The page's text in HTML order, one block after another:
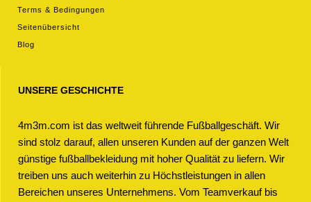
Terms & Bedingungen
Seitenübersicht
Blog
UNSERE GESCHICHTE
4m3m.com ist das weltweit führende Fußballgeschäft. Wir
sind stolz darauf, allen unseren Kunden auf der ganzen Welt
günstige fußballbekleidung mit hoher Qualität zu liefern. Wir
treiben uns auch weiterhin zu Höchstleistungen in allen
Bereichen unseres Unternehmens. Vom Teamverkauf bis